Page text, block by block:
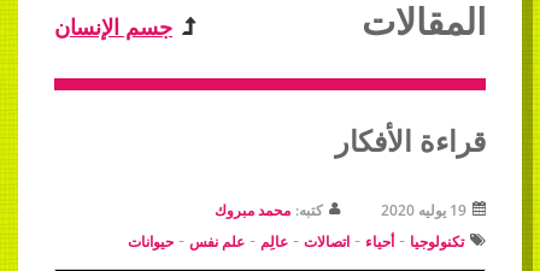
جسم الإنسان المقالات
قراءة الأفكار
19 يوليه 2020 كتبه: محمد مبروك
تكنولوجيا -أحياء - اتصالات - عالِم - علم نفس - حيوانات